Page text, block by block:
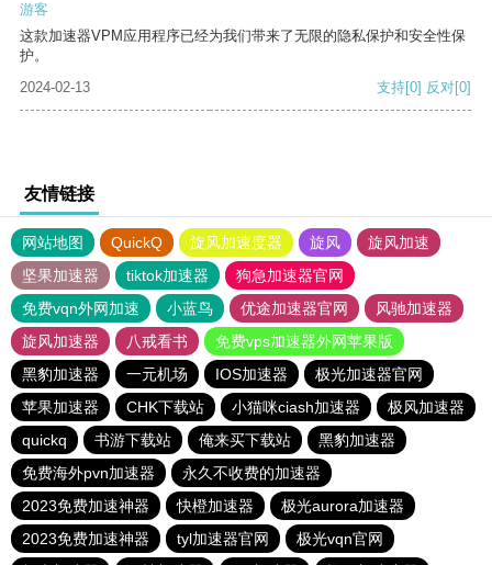
游客
这款加速器VPM应用程序已经为我们带来了无限的隐私保护和安全性保
护。
2024-02-13
支持[0] 反对[0]
友情链接
网站地图 QuickQ 旋风加速度器 旋风
旋风加速
坚果加速器
tiktok加速器
狗急加速器官网
免费vqn外网加速
小蓝鸟 优途加速器官网
风驰加速器
旋风加速器
八戒看书
免费vps加速器外网苹果版
黑豹加速器
一元机场 IOS加速器
极光加速器官网
苹果加速器
CHK下载站 小猫咪ciash加速器
极风加速器
quickq
书游下载站 俺来买下载站
黑豹加速器
免费海外pvn加速器
永久不收费的加速器
2023免费加速神器
快橙加速器
极光aurora加速器
2023免费加速神器
tyl加速器官网
极光vqn官网